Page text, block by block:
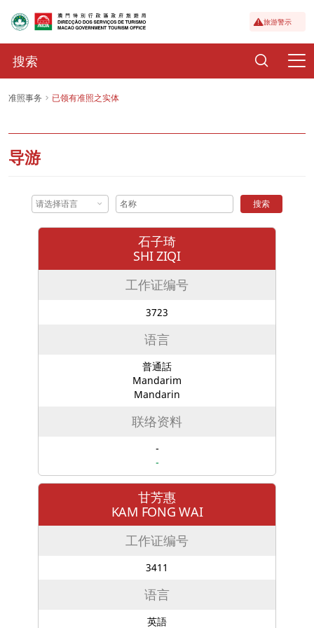
旅游警示
准照事务 已领有准照之实体
导游
请选择语言 搜索
石子琦
SHI ZIQI
工作证编号
3723
语言
普通話
Mandarim
Mandarin
联络资料
-
-
甘芳惠
KAM FONG WAI
工作证编号
3411
语言
英語